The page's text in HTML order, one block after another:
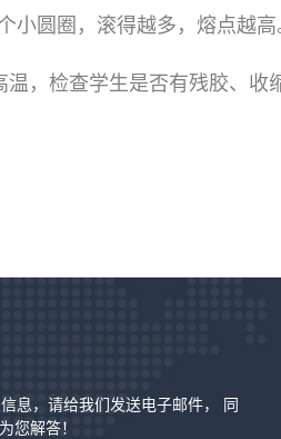
小圆圈，滚得越多，熔点越高
，检查学生是否有残胶、收
息，请给我们发送电子邮件， 同
您解答！